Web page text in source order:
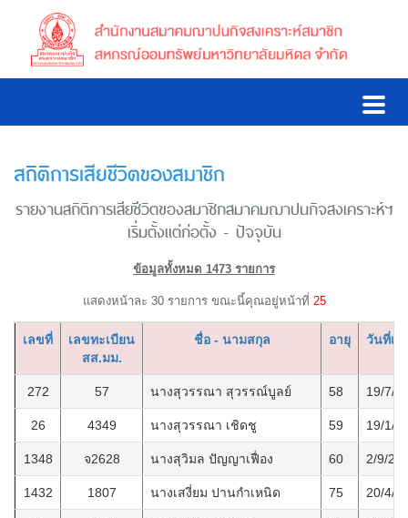
สถิติการเสียชีวิตของสมาชิก
รายงานสถิติการเสียชีวิตของสมาชิกสมาคมฌาปนกิจสงเคราะห์ฯ
เริ่มตั้งแต่ก่อตั้ง - ปัจจุบัน
ข้อมูลทั้งหมด 1473 รายการ
แสดงหน้าละ 30 รายการ ขณะนี้คุณอยู่หน้าที่ 25
เลขที่
เลขทะเบียน
สส.มม.
ชื่อ - นามสกุล อายุ วันที่เสี
272 57 นางสุวรรณา สุวรรณ์บูลย์ 58 19/7/
26 4349 นางสุวรรณา เชิดชู 59 19/1/
1348 จ2628 นางสุวิมล ปัญญาเฟื่อง 60 2/9/
1432 1807 นางเสงี่ยม ปานกำเหนิด 75 20/4/